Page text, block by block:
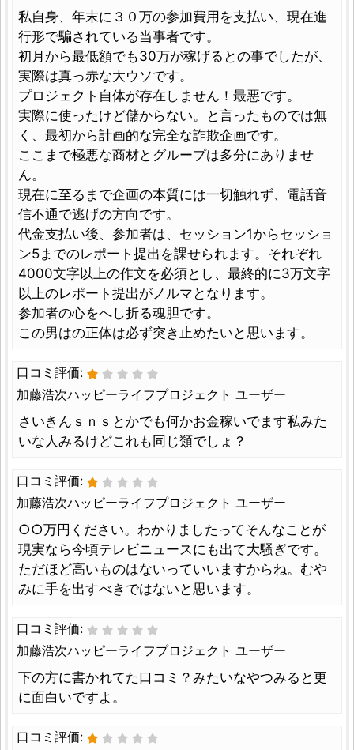
私自身、年末に３０万の参加費用を支払い、現在進
行形で騙されている当事者です。
初月から最低額でも30万が稼げるとの事でしたが、
実際は真っ赤な大ウソです。
プロジェクト自体が存在しません！最悪です。
実際に使ったけど儲からない。と言ったものでは無
く、最初から計画的な完全な詐欺企画です。
ここまで極悪な商材とグループは多分にありませ
ん。
現在に至るまで企画の本質には一切触れず、電話音
信不通で逃げの方向です。
代金支払い後、参加者は、セッション1からセッショ
ン5までのレポート提出を課せられます。それぞれ
4000文字以上の作文を必須とし、最終的に3万文字
以上のレポート提出がノルマとなります。
参加者の心をへし折る魂胆です。
この男はの正体は必ず突き止めたいと思います。
口コミ評価:
加藤浩次ハッピーライフプロジェクト ユーザー
さいきんｓｎｓとかでも何かお金稼いでます私みた
いな人みるけどこれも同じ類でしょ？
口コミ評価:
加藤浩次ハッピーライフプロジェクト ユーザー
○○万円ください。わかりましたってそんなことが
現実なら今頃テレビニュースにも出て大騒ぎです。
ただほど高いものはないっていいますからね。むや
みに手を出すべきではないと思います。
口コミ評価:
加藤浩次ハッピーライフプロジェクト ユーザー
下の方に書かれてた口コミ？みたいなやつみると更
に面白いですよ。
口コミ評価: